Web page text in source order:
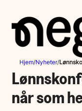
innhold
Hjem/Nyheter/
når som